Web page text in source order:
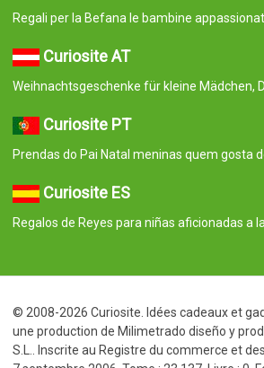
Regali per la Befana le bambine
Curiosite AT
Weihnachtsgeschenke für kleine Mädchen,
Curiosite PT
Prendas do Pai Natal meninas quem gosta
Curiosite ES
Regalos de Reyes para niñas aficionadas a
© 2008-2026 Curiosite. Idées cadeaux et
une production de Milimetrado diseño y
S.L.. Inscrite au Registre du commerce et